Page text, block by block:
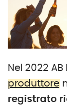
Nel 2022 AB
produttore
registrato